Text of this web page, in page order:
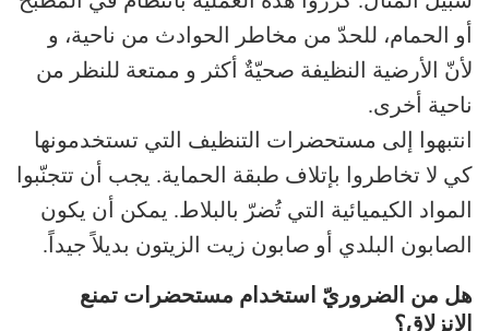
أو الحمام، للحدّ من مخاطر الحوادث من ناحية، و
لأنّ الأرضية النظيفة صحيّةٌ أكثر و ممتعة للنظر من
ناحية أخرى.
انتبهوا إلى مستحضرات التنظيف التي تستخدمونها
كي لا تخاطروا بإتلاف طبقة الحماية. يجب أن تتجنّبوا
المواد الكيميائية التي تُضرّ بالبلاط. يمكن أن يكون
الصابون البلدي أو صابون زيت الزيتون بديلاً جيداً.
هل من الضروريّ استخدام مستحضرات تمنع
الإنزلاق؟